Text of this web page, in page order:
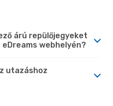
árú repülőjegyeket
webhelyén?
utazáshoz